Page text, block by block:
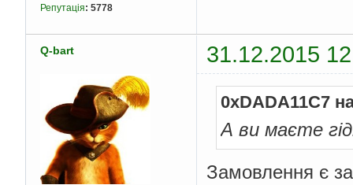
Репутація: 5778
Q-bart 31.12.2015
0xDADA11C7
А ви маєте
Замовлення є